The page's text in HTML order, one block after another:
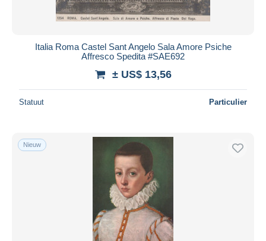
Italia Roma Castel Sant Angelo Sala Amore Psiche
Affresco Spedita #SAE692
± US$ 13,56
Statuut Particulier
Nieuw